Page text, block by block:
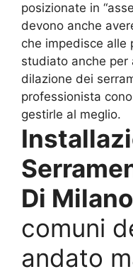
posizionate in
devono anche
che impedisce alle
studiato anche per
dilazione dei
professionista
gestirle al meglio.
Di Milano
comuni
andato